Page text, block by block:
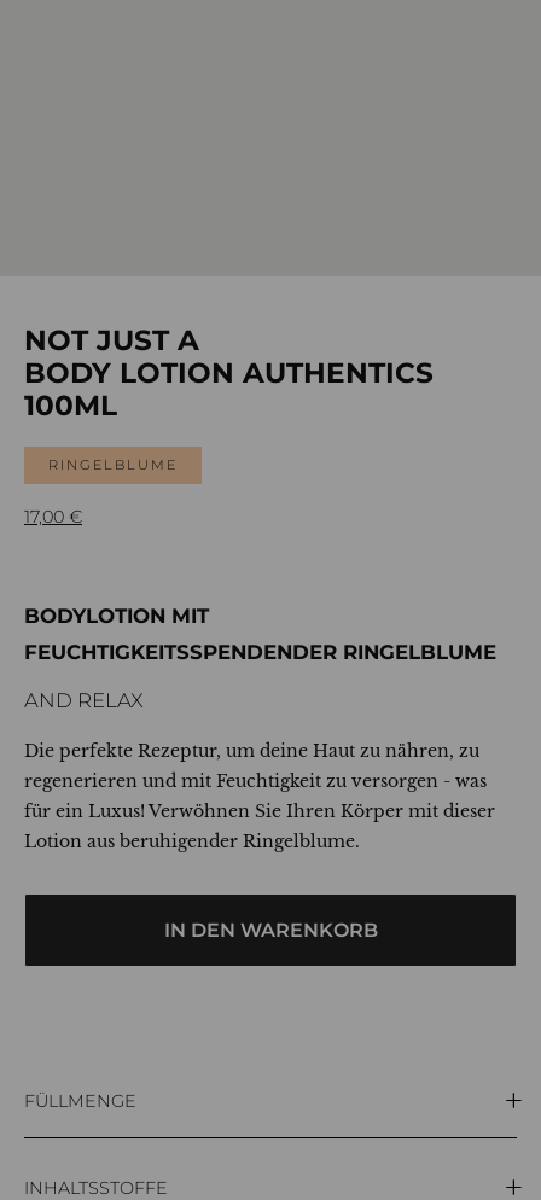
NOT JUST A
BODY LOTION AUTHENTICS
100ML
RINGELBLUME
17,00 €
BODYLOTION MIT
FEUCHTIGKEITSSPENDENDER RINGELBLUME
AND RELAX
Die perfekte Rezeptur, um deine Haut zu nähren, zu
regenerieren und mit Feuchtigkeit zu versorgen - was
für ein Luxus! Verwöhnen Sie Ihren Körper mit dieser
Lotion aus beruhigender Ringelblume.
IN DEN WARENKORB
FÜLLMENGE
INHALTSSTOFFE